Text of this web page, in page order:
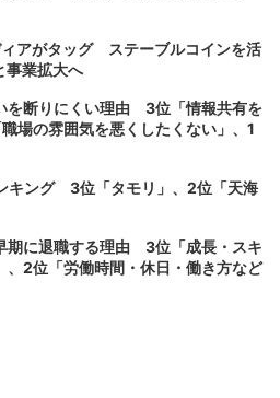
アがタッグ ステーブルコインを活
事業拡大へ
を断りにくい理由 3位「情報共有を
場の雰囲気を悪くしたくない」、1
キング 3位「タモリ」、2位「天海
期に退職する理由 3位「成長・スキ
、2位「労働時間・休日・働き方など